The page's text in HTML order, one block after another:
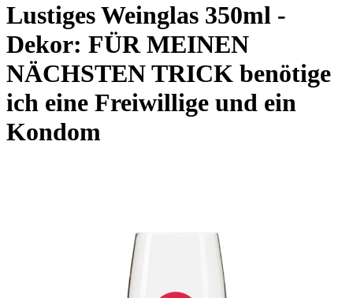
Lustiges Weinglas 350ml -
Dekor: FÜR MEINEN
NÄCHSTEN TRICK benötige
ich eine Freiwillige und ein
Kondom